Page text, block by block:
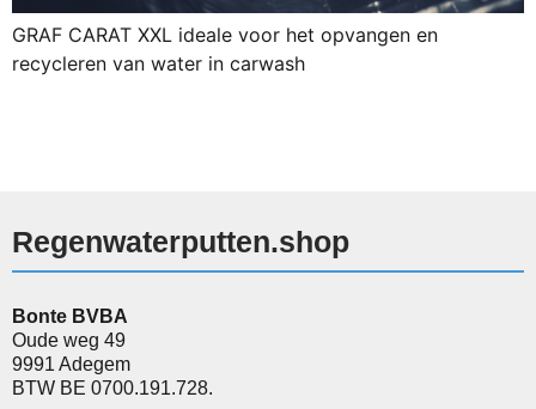
GRAF CARAT XXL ideale voor het opvangen en
recycleren van water in carwash
Regenwaterputten.shop
Bonte BVBA
Oude weg 49
9991 Adegem
BTW BE 0700.191.728.